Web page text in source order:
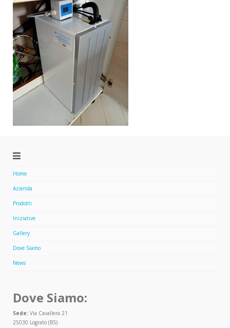
Home
Azienda
Prodotti
Iniziative
Gallery
Dove Siamo
News
Dove Siamo:
Sede:Via Cavallera 21
25030 Lograto (BS)